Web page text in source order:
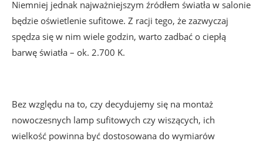
Niemniej jednak najważniejszym źródłem światła w salonie
będzie oświetlenie sufitowe. Z racji tego, że zazwyczaj
spędza się w nim wiele godzin, warto zadbać o ciepłą
barwę światła – ok. 2.700 K.
Bez względu na to, czy decydujemy się na montaż
nowoczesnych lamp sufitowych czy wiszących, ich
wielkość powinna być dostosowana do wymiarów